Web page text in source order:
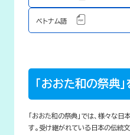
ベトナム語
「おおた和の祭典
「おおた和の祭典」では、様々な
す。受け継がれている日本の伝統